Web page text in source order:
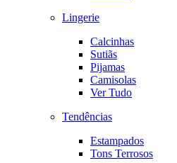
Lingerie
Calcinhas
Sutiãs
Pijamas
Camisolas
Ver Tudo
Tendências
Estampados
Tons Terrosos